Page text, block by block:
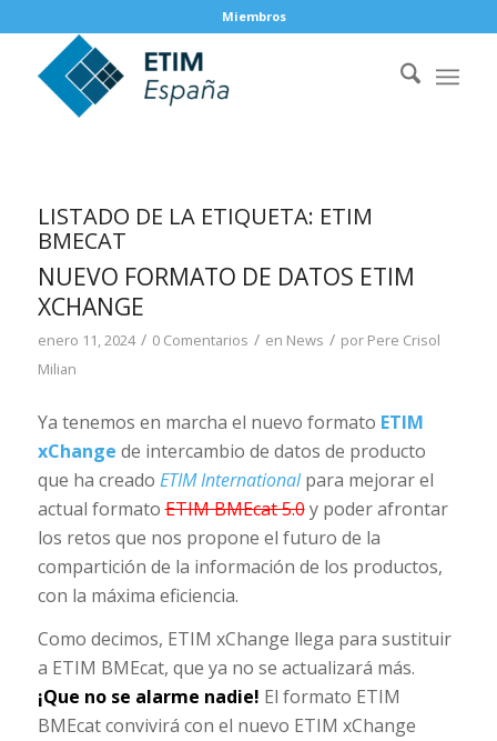
Miembros
LISTADO DE LA ETIQUETA: ETIM
BMECAT
NUEVO FORMATO DE DATOS ETIM
XCHANGE
enero 11, 2024 / 0 Comentarios / en News / por Pere Crisol
Milian
Ya tenemos en marcha el nuevo formato ETIM
xChange de intercambio de datos de producto
que ha creado ETIM Internationalpara mejorar el
actual formatoETIM BMEcat 5.0y poder afrontar
los retos que nos propone el futuro de la
compartición de la información de los productos,
con la máxima eficiencia.
Como decimos, ETIM xChange llega para sustituir
a ETIM BMEcat, que ya no se actualizará más.
¡Que no se alarme nadie! El formato ETIM
BMEcat convivirá con el nuevo ETIM xChange